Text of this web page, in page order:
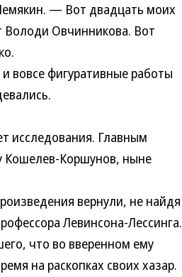
— Вот двадцать моих
Володи Овчинникова. Вот
фигуративные работы
исследования. Главным
Кошелев-Коршунов, ныне
вернули, не найдя
Левинсона-Лессинга.
что во вверенном ему
на раскопках своих хазар.